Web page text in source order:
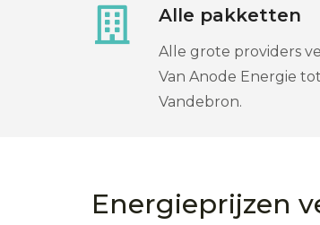
Alle pakketten
Alle grote providers
Van Anode Energie
Vandebron.
Energieprijzen